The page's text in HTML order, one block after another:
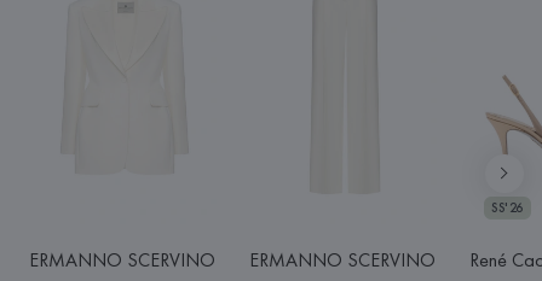
ERMANNO SCERVINO ERMANNO SCERVINO
SS'26
René